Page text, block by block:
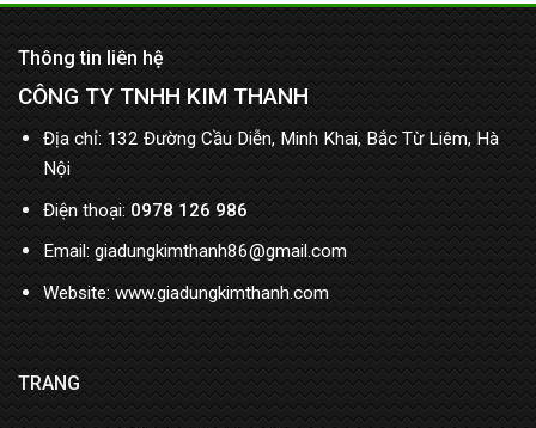
Thông tin liên hệ
CÔNG TY TNHH KIM THANH
Địa chỉ: 132 Đường Cầu Diễn, Minh Khai, Bắc Từ Liêm, Hà
Nội
Điện thoại:0978 126 986
Email: giadungkimthanh86@gmail.com
Website: www.giadungkimthanh.com
TRANG